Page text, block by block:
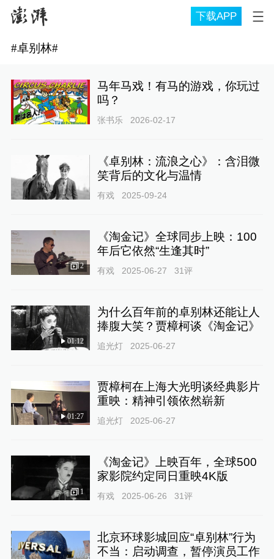
下载APP
#卓别林#
马年马戏！有马的游戏，你玩过
吗？
张书乐 2026-02-17
《卓别林：流浪之心》：含泪微
笑背后的文化与温情
有戏 2025-09-24
2
《淘金记》全球同步上映：100
年后它依然“生逢其时”
有戏 2025-06-27 31评
01:12
为什么百年前的卓别林还能让人
捧腹大笑？贾樟柯谈《淘金记》
追光灯 2025-06-27
01:27
贾樟柯在上海大光明谈经典影片
重映：精神引领依然崭新
追光灯 2025-06-27
1
《淘金记》上映百年，全球500
家影院约定同日重映4K版
有戏 2025-06-26 31评
北京环球影城回应“卓别林”行为
不当：启动调查，暂停演员工作